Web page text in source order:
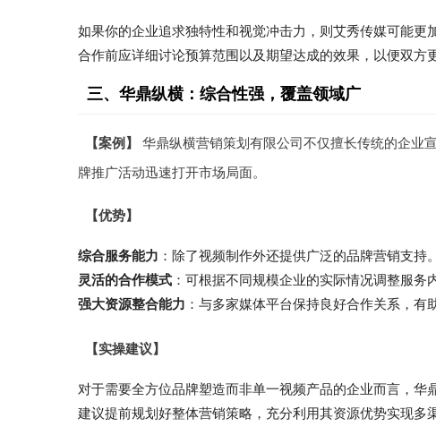
如果你的企业追求独特性和视觉冲击力，则艾秀传媒可能更
合作前应详细讨论预算范围以及期望达成的效果，以便双方
三、华鼎纵横：综合性强，覆盖领域广
【案例】
华鼎纵横营销策划有限公司不仅擅长传统的企业
牌推广活动迅速打开市场局面。
【优势】
综合服务能力 ：除了视频制作外还提供广泛的品牌营销支持。
灵活的合作模式 ：可根据不同规模企业的实际情况调整服务
强大资源整合能力 ：与多家媒体平台保持良好合作关系，有
【实操建议】
对于需要全方位品牌塑造而非单一视频产品的企业而言，华
建议提前规划好整体营销策略，充分利用其资源优势实现多